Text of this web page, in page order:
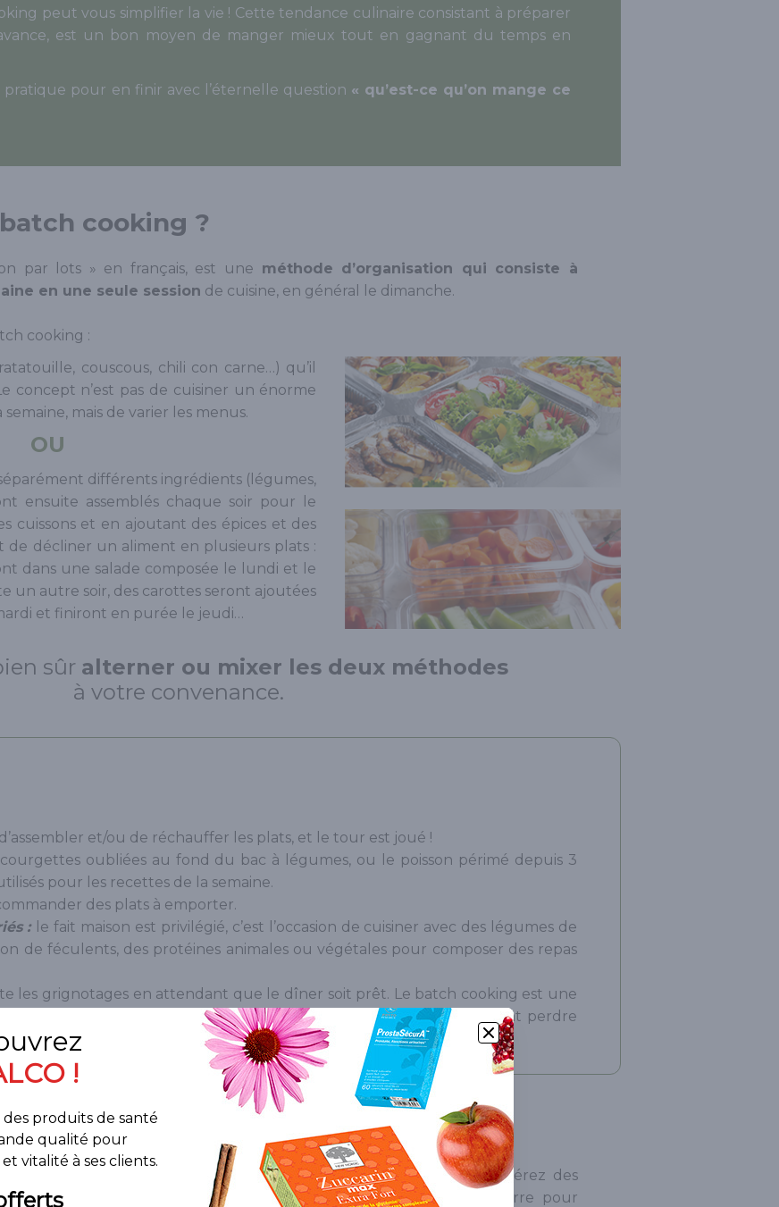
peut vous simplifier la vie ! Cette tendance culinaire consistant à préparer
est un bon moyen de manger mieux tout en gagnant du temps en
pour en finir avec l’éternelle question « qu’est-ce qu’on mange ce
cooking ?
par lots » en français, est une méthode d’organisation qui consiste à
en une seule session de cuisine, en général le dimanche.
cooking :
couscous, chili con carne…) qu’il
concept n’est pas de cuisiner un énorme
mais de varier les menus.
OU
différents ingrédients (légumes,
ensuite assemblés chaque soir pour le
cuissons et en ajoutant des épices et des
de décliner un aliment en plusieurs plats :
dans une salade composée le lundi et le
un autre soir, des carottes seront ajoutées
et finiront en purée le jeudi…
sûr alterner ou mixer les deux méthodes
à votre convenance.
et/ou de réchauffer les plats, et le tour est joué !
oubliées au fond du bac à légumes, ou le poisson périmé depuis 3
pour les recettes de la semaine.
des plats à emporter.
: le fait maison est privilégié, c’est l’occasion de cuisiner avec des légumes de
de féculents, des protéines animales ou végétales pour composer des repas
les grignotages en attendant que le dîner soit prêt. Le batch cooking est une
alimentation saine, et ainsi stabiliser son poids ou éventuellement perdre
pour une bonne pratique
de toutes les tailles
pour stocker vos préparations. Préférez des
et écologiques que le plastique). Pensez aux bouteilles en verre pour